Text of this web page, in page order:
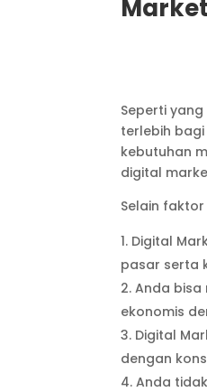
Seperti
terlebih
kebutuhan
digital
Selain
Digital
pasar serta
Anda bisa
ekonomis
Digital
dengan
Anda